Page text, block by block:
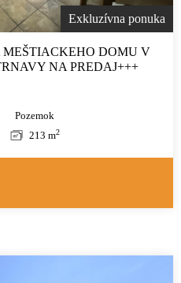
Exkluzívna ponuka
DOMU V
NA PREDAJ+++
Pozemok
213 m2